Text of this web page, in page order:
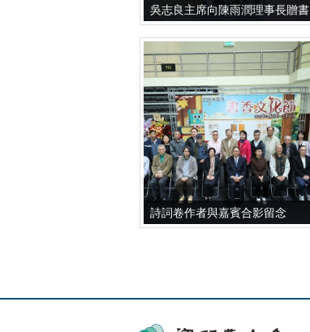
吳志良主席向陳雨潤理事長贈書
詩詞卷作者與嘉賓合影留念